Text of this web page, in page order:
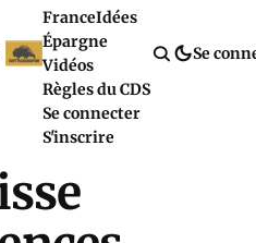
FranceIdées
Épargne
Vidéos
Règles du CDS
Se connecter
S'inscrire
Se